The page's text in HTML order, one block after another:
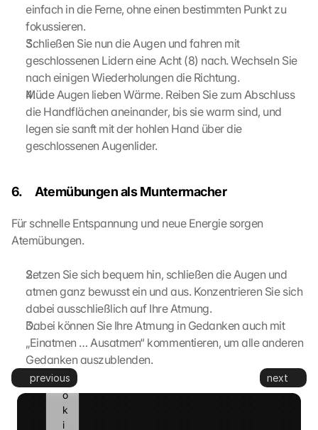
einfach in die Ferne, ohne einen bestimmten Punkt zu
fokussieren.
Schließen Sie nun die Augen und fahren mit
geschlossenen Lidern eine Acht (8) nach. Wechseln Sie
nach einigen Wiederholungen die Richtung.
Müde Augen lieben Wärme. Reiben Sie zum Abschluss
die Handflächen aneinander, bis sie warm sind, und
legen sie sanft mit der hohlen Hand über die
geschlossenen Augenlider.
6.     Atemübungen als Muntermacher
Für schnelle Entspannung und neue Energie sorgen
Atemübungen.
Setzen Sie sich bequem hin, schließen die Augen und
atmen ganz bewusst ein und aus. Konzentrieren Sie sich
dabei ausschließlich auf Ihre Atmung.
Dabei können Sie Ihre Atmung in Gedanken auch mit
„Einatmen … Ausatmen“ kommentieren, um alle anderen
Gedanken auszublenden.
previous next
b
e
r
a
n
s
m
i
t
d
G
o
g
l
e
a
d
c
o
o
k
i